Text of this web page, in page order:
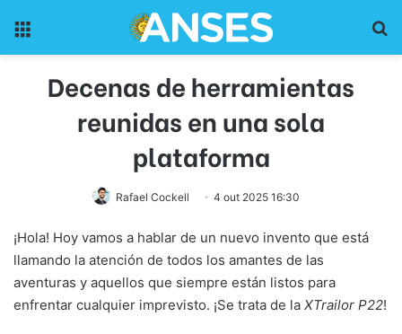
Decenas de herramientas
reunidas en una sola
plataforma
Rafael Cockell 4 out 2025 16:30
¡Hola! Hoy vamos a hablar de un nuevo invento que está
llamando la atención de todos los amantes de las
aventuras y aquellos que siempre están listos para
enfrentar cualquier imprevisto. ¡Se trata de la XTrailor P22!